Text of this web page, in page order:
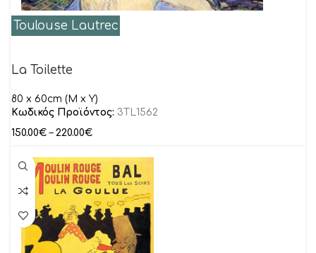
Toulouse Lautrec
La Toilette
80 x 60cm (M x Y)
Κωδικός Προϊόντος: 3TL1562
150.00€ – 220.00€